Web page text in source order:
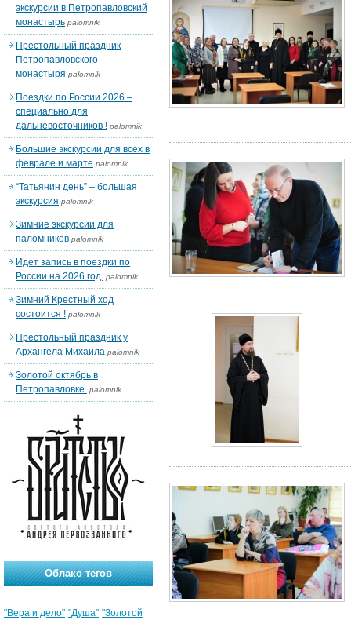
экскурсии в Петропавловский
монастырь palomnik
Престольный праздник
Петропавловского
монастыря palomnik
Поездки по России 2026 –
специально для
дальневосточников ! palomnik
Большие экскурсии для всех в
феврале и марте palomnik
“Татьянин день” – большая
экскурсия palomnik
Зимние экскурсии для
паломников palomnik
Идет запись в поездки по
России на 2026 год. palomnik
Зимний Крестный ход
состоится ! palomnik
Престольный праздник у
Архангела Михаила palomnik
Золотой октябрь в
Петропавловке. palomnik
Облако тегов
"Вера и дело" "Душа" "Золотой